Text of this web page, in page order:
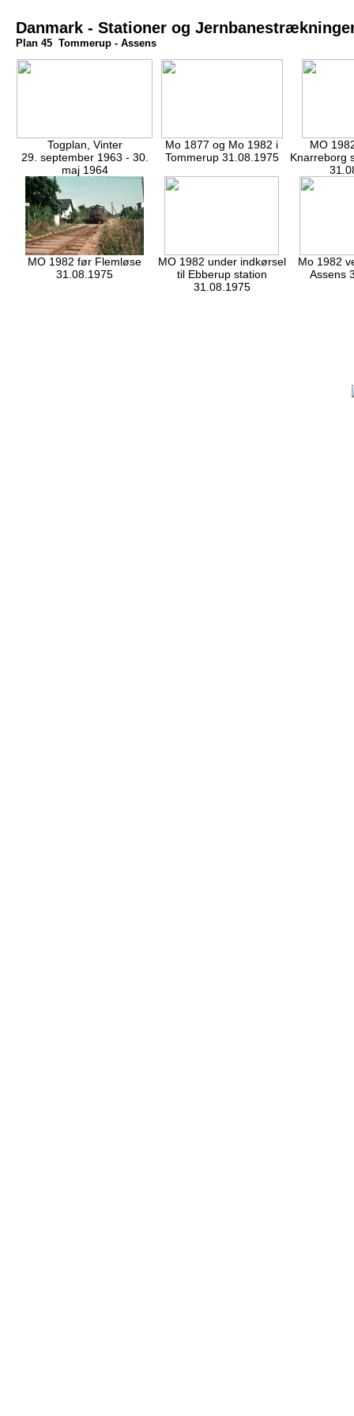
Danmark - Stationer og
Plan 45 Tommerup - Assens
Togplan, Vinter
29. september 1963 - 30.
maj 1964
Mo 1877 og Mo 1982 i
Tommerup 31.08.1975
MO
Knarreborg
MO 1982 før Flemløse
31.08.1975
MO 1982 under indkørsel
til Ebberup station
31.08.1975
Mo 1982
Assens